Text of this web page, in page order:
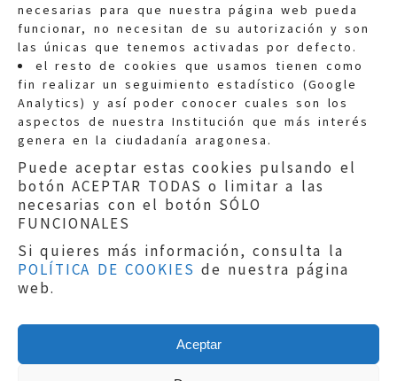
necesarias para que nuestra página web pueda
funcionar, no necesitan de su autorización y son
las únicas que tenemos activadas por defecto.
el resto de cookies que usamos tienen como
fin realizar un seguimiento estadístico (Google
Analytics) y así poder conocer cuales son los
aspectos de nuestra Institución que más interés
genera en la ciudadanía aragonesa.
Puede aceptar estas cookies pulsando el
botón ACEPTAR TODAS o limitar a las
necesarias con el botón SÓLO
FUNCIONALES
Si quieres más información, consulta la
POLÍTICA DE COOKIES de nuestra página
web.
Aceptar
Quejas:quejas@eljusticiadearagon.es
Información general:
informacion@eljusticiadearagon.es
Teléfonos:900 210 210/
Aviso legal|Política de privacidad|
Protección de Datos
Política de cookies
Copyright © 2019El Justicia de Aragón|